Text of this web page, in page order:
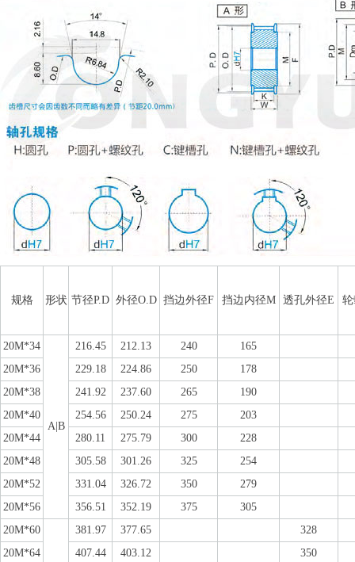
规格 形状 节径P.D 外径O.D 挡边外径F 挡边内径M 透孔外径E
20M*34
A|B
216.45 212.13 240
165
20M*36
229.18 224.86 250
178
20M*38
241.92 237.60 265
190
20M*40
254.56 250.24 275
203
20M*44
280.11 275.79 300
228
20M*48
305.58 301.26 325
254
20M*52
331.04 326.72 350
279
20M*56
356.51 352.19 375
305
20M*60
381.97 377.65
328
20M*64
407.44 403.12
350